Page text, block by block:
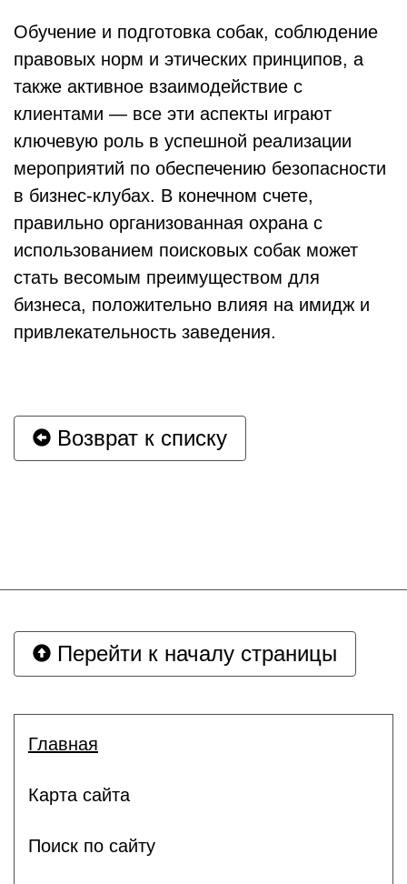
Обучение и подготовка собак, соблюдение
правовых норм и этических принципов, а
также активное взаимодействие с
клиентами — все эти аспекты играют
ключевую роль в успешной реализации
мероприятий по обеспечению безопасности
в бизнес-клубах. В конечном счете,
правильно организованная охрана с
использованием поисковых собак может
стать весомым преимуществом для
бизнеса, положительно влияя на имидж и
привлекательность заведения.
Возврат к списку
Перейти к началу страницы
Главная
Карта сайта
Поиск по сайту